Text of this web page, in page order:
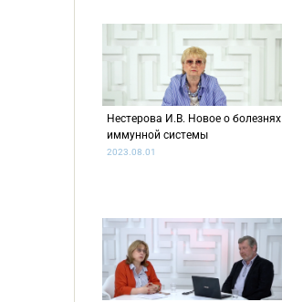
Нестерова И.В. Новое о болезнях
иммунной системы
2023.08.01